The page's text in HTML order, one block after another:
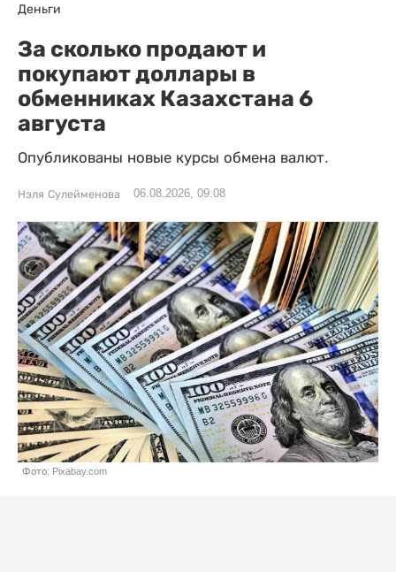
Деньги
За сколько продают и
покупают доллары в
обменниках Казахстана 6
августа
Опубликованы новые курсы обмена валют.
Нэля Сулейменова 06.08.2026, 09:08
Фото: Pixabay.com